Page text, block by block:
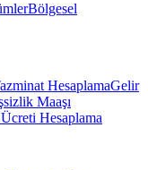
Bölgesel
HesaplamaGelir
Maaşı
Hesaplama